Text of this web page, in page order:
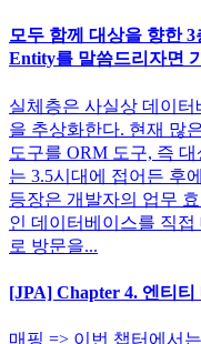
모두 함께 대상을 향한
Entity를 말씀드리자면
실체층은 사실상 데이
을 추상화한다. 현재 많
도구를 ORM 도구, 즉
는 3.5시대에 접어든 후
등장은 개발자의 업무
인 데이터베이스를 직접
로 방문을...
[JPA] Chapter 4. 엔티
매핑 => 이번 챕터에서